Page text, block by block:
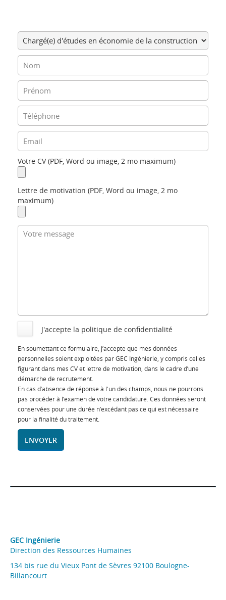
Votre CV (PDF, Word ou image, 2 mo maximum)
Lettre de motivation (PDF, Word ou image, 2 mo
maximum)
J'accepte la politique de confidentialité
En soumettant ce formulaire, j’accepte que mes données
personnelles soient exploitées par GEC Ingénierie, y compris celles
figurant dans mes CV et lettre de motivation, dans le cadre d’une
démarche de recrutement.
En cas d’absence de réponse à l'un des champs, nous ne pourrons
pas procéder à l’examen de votre candidature. Ces données seront
conservées pour une durée n’excédant pas ce qui est nécessaire
pour la finalité du traitement.
GEC Ingénierie
Direction des Ressources Humaines
134 bis rue du Vieux Pont de Sèvres 92100 Boulogne-
Billancourt